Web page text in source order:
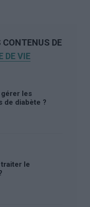
DE
DE VIE
les
de diabète ?
le